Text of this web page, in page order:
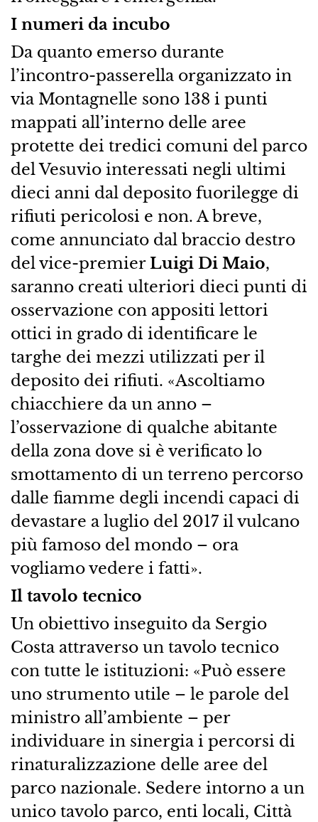
I numeri da incubo
Da quanto emerso durante
l’incontro-passerella organizzato in
via Montagnelle sono 138 i punti
mappati all’interno delle aree
protette dei tredici comuni del parco
del Vesuvio interessati negli ultimi
dieci anni dal deposito fuorilegge di
rifiuti pericolosi e non. A breve,
come annunciato dal braccio destro
del vice-premierLuigi Di Maio,
saranno creati ulteriori dieci punti di
osservazione con appositi lettori
ottici in grado di identificare le
targhe dei mezzi utilizzati per il
deposito dei rifiuti. «Ascoltiamo
chiacchiere da un anno –
l’osservazione di qualche abitante
della zona dove si è verificato lo
smottamento di un terreno percorso
dalle fiamme degli incendi capaci di
devastare a luglio del 2017 il vulcano
più famoso del mondo – ora
vogliamo vedere i fatti».
Il tavolo tecnico
Un obiettivo inseguito da Sergio
Costa attraverso un tavolo tecnico
con tutte le istituzioni: «Può essere
uno strumento utile – le parole del
ministro all’ambiente – per
individuare in sinergia i percorsi di
rinaturalizzazione delle aree del
parco nazionale. Sedere intorno a un
unico tavolo parco, enti locali, Città